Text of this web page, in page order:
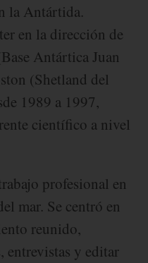
la Antártida.
en la dirección de
Antártica Juan
(Shetland del
1989 a 1997,
científico a nivel
profesional en
mar. Se centró en
reunido,
entrevistas y editar